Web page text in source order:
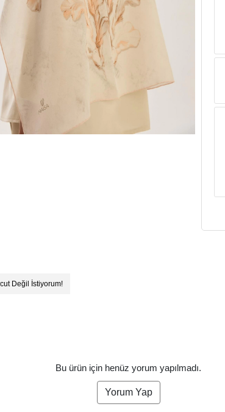
Değil İstiyorum!
Bu ürün için henüz yorum yapılmadı.
Yorum Yap